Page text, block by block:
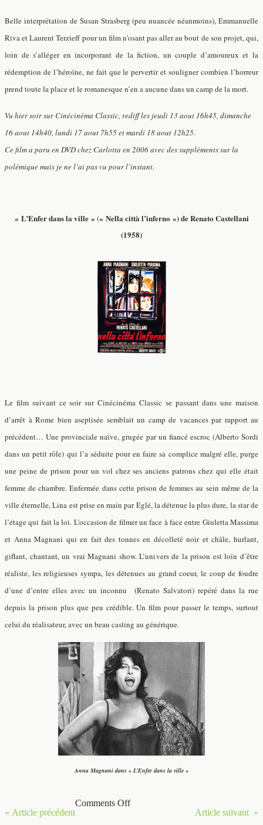
Belle interprétation de Susan Strasberg (peu nuancée néanmoins), Emmanuelle
Riva et Laurent Terzieff pour un film n’osant pas aller au bout de son projet, qui,
loin de s’alléger en incorporant de la fiction, un couple d’amoureux et la
rédemption de l’héroïne, ne fait que le pervertir et souligner combien l’horreur
prend toute la place et le romanesque n’en a aucune dans un camp de la mort.
Vu hier soir sur Cinécinéma Classic, rediff les jeudi 13 aout 16h45, dimanche
16 aout 14h40, lundi 17 aout 7h55 et mardi 18 aout 12h25.
Ce film a paru en DVD chez Carlotta en 2006 avec des suppléments sur la
polémique mais je ne l’ai pas vu pour l’instant.
« L’Enfer dans la ville » (« Nella città l’inferno ») de Renato Castellani
(1958)
Le film suivant ce soir sur Cinécinéma Classic se passant dans une maison
d’arrêt à Rome bien aseptisée semblait un camp de vacances par rapport au
précédent… Une provinciale naïve, grugée par un fiancé escroc (Alberto Sordi
dans un petit rôle) qui l’a séduite pour en faire sa complice malgré elle, purge
une peine de prison pour un vol chez ses anciens patrons chez qui elle était
femme de chambre. Enfermée dans cette prison de femmes au sein même de la
ville éternelle, Lina est prise en main par Eglé, la détenue la plus dure, la star de
l’étage qui fait la loi. L’occasion de filmer un face à face entre Giuletta Massima
et Anna Magnani qui en fait des tonnes en décolleté noir et châle, hurlant,
giflant, chantant, un vrai Magnani show. L’univers de la prison est loin d’être
réaliste, les religieuses sympa, les détenues au grand coeur, le coup de foudre
d’une d’entre elles avec un inconnu (Renato Salvatori) repéré dans la rue
depuis la prison plus que peu crédible. Un film pour passer le temps, surtout
celui du réalisateur, avec un beau casting au générique.
Anna Magnani dans « L’Enfer dans la ville »
« Article précédent Article suivant »
Comments Off